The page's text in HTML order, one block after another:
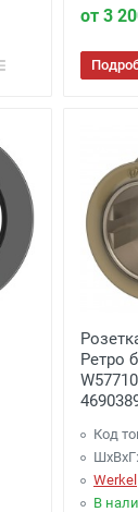
от 3
Ретро
Код
Werkel
В